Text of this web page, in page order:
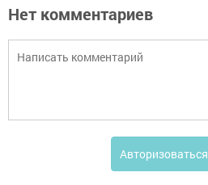
Нет комментариев
Авторизоваться